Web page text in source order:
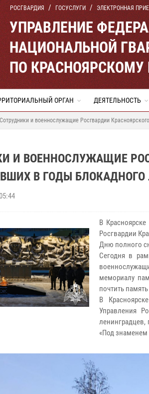
РОСГВАРДИЯ ГОСУСЛУГИ ЭЛЕКТРОННАЯ
УПРАВЛЕНИЕ
НАЦИОНАЛЬНОЙ
ПО КРАСНОЯРСКОМУ
ОРГАН ДЕЯТЕЛЬНОСТЬ
Сотрудники и военнослужащие Росгвардии
И ВОЕННОСЛУЖАЩИЕ
В ГОДЫ БЛОКАДНОГО
В
Росгвардии
Дню полного
Сегодня в
мемориалу
почтить
В
Управления
«Под